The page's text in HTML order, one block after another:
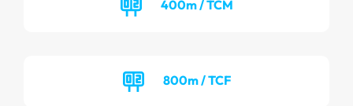
400m / TCM
800m / TCF